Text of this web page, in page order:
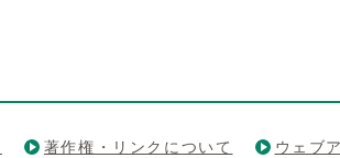
著作権・リンクについて ウェブ